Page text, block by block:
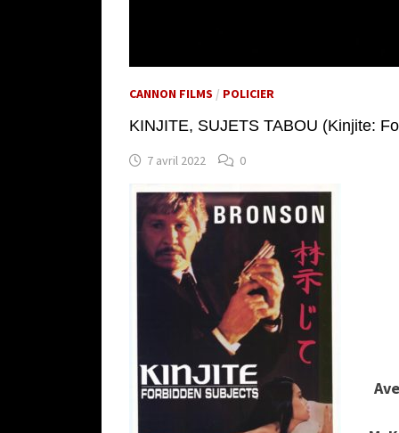
CANNON FILMS / POLICIER
KINJITE, SUJETS TABOU (Kinjite:
7 avril 2022 0